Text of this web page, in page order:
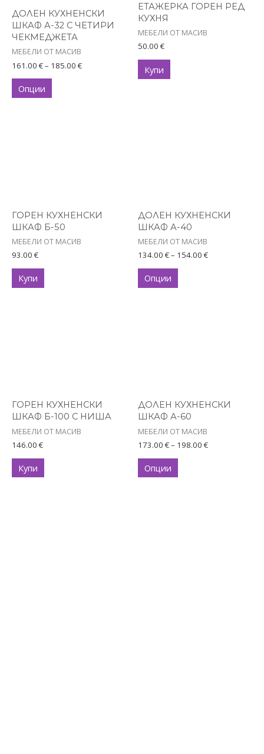
ДОЛЕН КУХНЕНСКИ
ШКАФ А-32 С ЧЕТИРИ
ЧЕКМЕДЖЕТА
МЕБЕЛИ ОТ МАСИВ
161.00 €– 185.00 €
Опции
may
be
chosen
on
the
ЕТАЖЕРКА ГОРЕН РЕД
КУХНЯ
МЕБЕЛИ ОТ МАСИВ
50.00 €
Купи
ГОРЕН КУХНЕНСКИ
ШКАФ Б-50
МЕБЕЛИ ОТ МАСИВ
93.00 €
Купи
ДОЛЕН КУХНЕНСКИ
ШКАФ А-40
МЕБЕЛИ ОТ МАСИВ
134.00 €– 154.00 €
Опции
options
may
be
chosen
on
the
ГОРЕН КУХНЕНСКИ
ШКАФ Б-100 С НИША
МЕБЕЛИ ОТ МАСИВ
146.00 €
Купи
ДОЛЕН КУХНЕНСКИ
ШКАФ А-60
МЕБЕЛИ ОТ МАСИВ
173.00 €– 198.00 €
Опции
options
may
be
chosen
on
the